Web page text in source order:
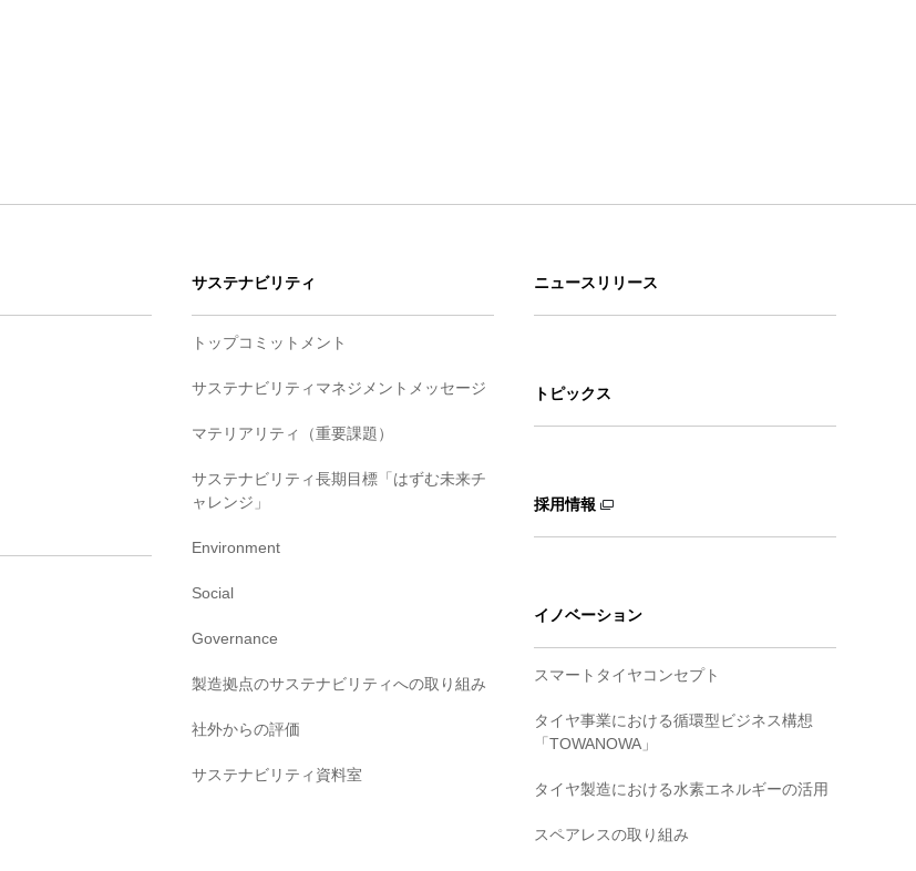
サステナビリティ
トップコミットメント
サステナビリティマネジメントメッセージ
マテリアリティ（重要課題）
サステナビリティ長期目標「はずむ未来チ
ャレンジ」
Environment
Social
Governance
製造拠点のサステナビリティへの取り組み
社外からの評価
サステナビリティ資料室
ニュースリリース
トピックス
採用情報
イノベーション
スマートタイヤコンセプト
タイヤ事業における循環型ビジネス構想
「TOWANOWA」
タイヤ製造における水素エネルギーの活用
スペアレスの取り組み